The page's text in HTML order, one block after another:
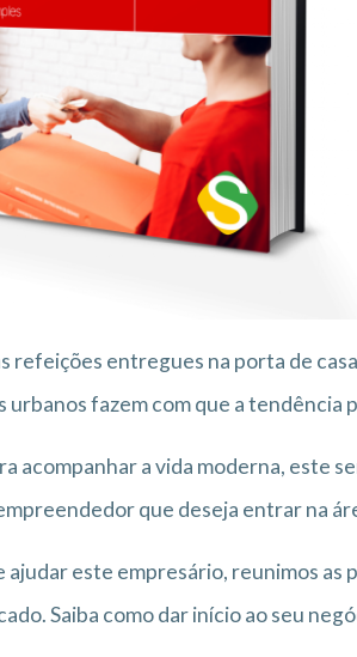
refeições entregues na porta de
fazem com que a tendência
acompanhar a vida moderna, este
que deseja entrar na
ajudar este empresário, reunimos
Saiba como dar início ao seu